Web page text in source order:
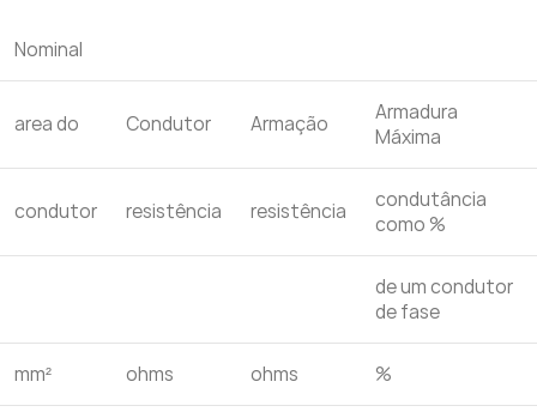
Nominal
area do Condutor Armação
Armadura
Máxima
condutor resistência resistência
condutância
como %
de um condutor
de fase
mm² ohms ohms %